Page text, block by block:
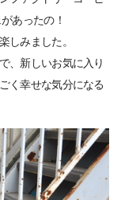
あったの！
しみました。
、新しいお気に入り
く幸せな気分になる